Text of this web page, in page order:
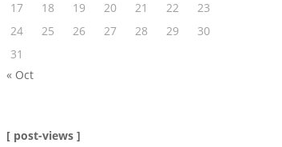
17
18 19 20 21 22
23
24
25 26 27 28 29
30
31
« Oct
[ post-views ]